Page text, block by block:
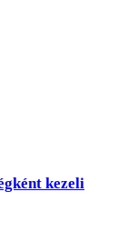
kezeli